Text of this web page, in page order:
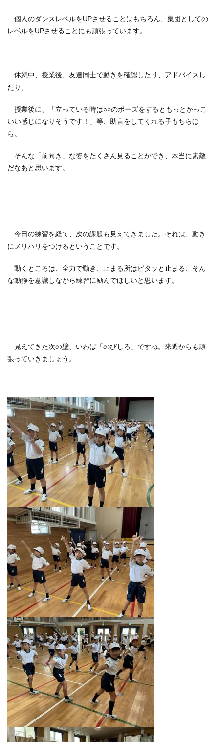
個人のダンスレベルをUPさせることはもちろん、集団としての
レベルをUPさせることにも頑張っています。
休憩中、授業後、友達同士で動きを確認したり、アドバイスし
たり。
授業後に、「立っている時は○○のポーズをするともっとかっこ
いい感じになりそうです！」等、助言をしてくれる子もちらほ
ら。
そんな「前向き」な姿をたくさん見ることができ、本当に素敵
だなあと思います。
今日の練習を経て、次の課題も見えてきました。それは、動き
にメリハリをつけるということです。
動くところは、全力で動き、止まる所はピタッと止まる、そん
な動静を意識しながら練習に励んでほしいと思います。
見えてきた次の壁、いわば「のびしろ」ですね。来週からも頑
張っていきましょう。